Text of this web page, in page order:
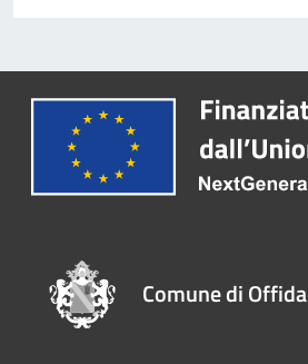
Comune di Offida